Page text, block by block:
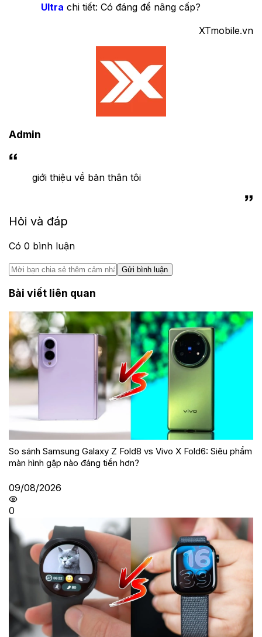
Ultra chi tiết: Có đáng để nâng cấp?
XTmobile.vn
Admin
giới thiệu về bản thân tôi
Hỏi và đáp
Có 0 bình luận
Gửi bình luận
Bài viết liên quan
So sánh Samsung Galaxy Z Fold8 vs Vivo X Fold6: Siêu phẩm
màn hình gập nào đáng tiền hơn?
09/08/2026
0